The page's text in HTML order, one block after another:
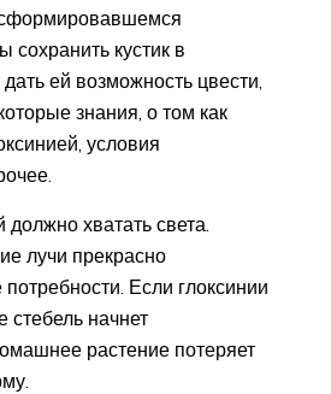
сохранить кустик в
ей возможность цвести,
знания, о том как
условия
хватать света.
лучи прекрасно
Если глоксинии
стебель начнет
растение потеряет